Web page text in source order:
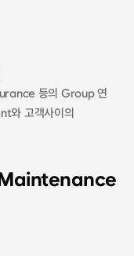
등의 Group 연
와 고객사이의